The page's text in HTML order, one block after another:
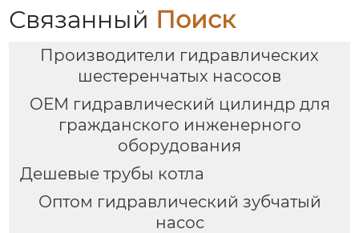
Связанный Поиск
Производители гидравлических
шестеренчатых насосов
OEM гидравлический цилиндр для
гражданского инженерного
оборудования
Дешевые трубы котла
Оптом гидравлический зубчатый
насос